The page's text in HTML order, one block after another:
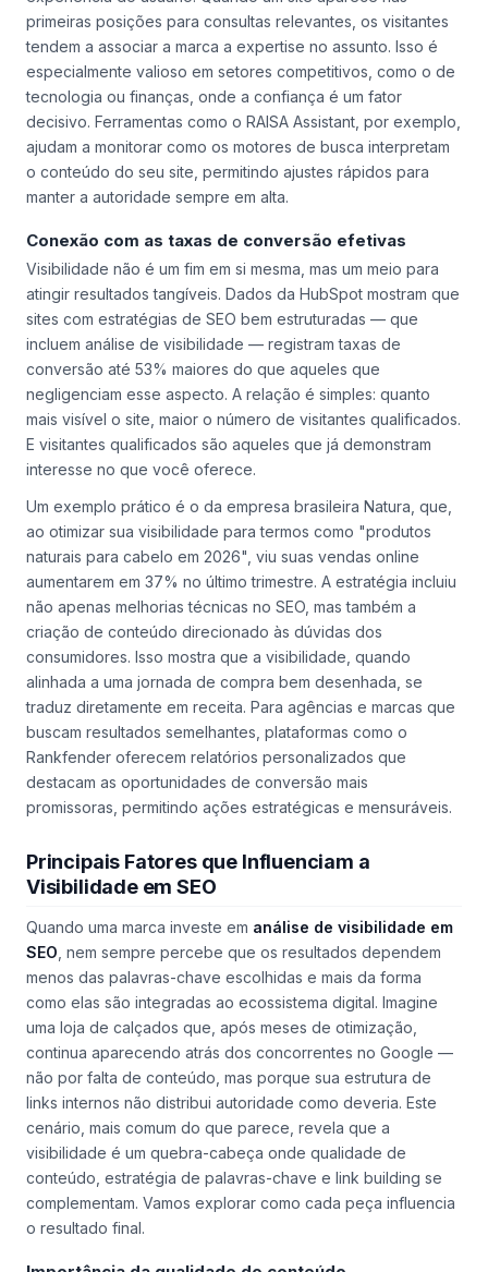
primeiras posições para consultas relevantes, os visitantes
tendem a associar a marca a expertise no assunto. Isso é
especialmente valioso em setores competitivos, como o de
tecnologia ou finanças, onde a confiança é um fator
decisivo. Ferramentas como o RAISA Assistant, por exemplo,
ajudam a monitorar como os motores de busca interpretam
o conteúdo do seu site, permitindo ajustes rápidos para
manter a autoridade sempre em alta.
Conexão com as taxas de conversão efetivas
Visibilidade não é um fim em si mesma, mas um meio para
atingir resultados tangíveis. Dados da HubSpot mostram que
sites com estratégias de SEO bem estruturadas — que
incluem análise de visibilidade — registram taxas de
conversão até 53% maiores do que aqueles que
negligenciam esse aspecto. A relação é simples: quanto
mais visível o site, maior o número de visitantes qualificados.
E visitantes qualificados são aqueles que já demonstram
interesse no que você oferece.
Um exemplo prático é o da empresa brasileira Natura, que,
ao otimizar sua visibilidade para termos como "produtos
naturais para cabelo em 2026", viu suas vendas online
aumentarem em 37% no último trimestre. A estratégia incluiu
não apenas melhorias técnicas no SEO, mas também a
criação de conteúdo direcionado às dúvidas dos
consumidores. Isso mostra que a visibilidade, quando
alinhada a uma jornada de compra bem desenhada, se
traduz diretamente em receita. Para agências e marcas que
buscam resultados semelhantes, plataformas como o
Rankfender oferecem relatórios personalizados que
destacam as oportunidades de conversão mais
promissoras, permitindo ações estratégicas e mensuráveis.
Principais Fatores que Influenciam a
Visibilidade em SEO
Quando uma marca investe em análise de visibilidade em
SEO , nem sempre percebe que os resultados dependem
menos das palavras-chave escolhidas e mais da forma
como elas são integradas ao ecossistema digital. Imagine
uma loja de calçados que, após meses de otimização,
continua aparecendo atrás dos concorrentes no Google —
não por falta de conteúdo, mas porque sua estrutura de
links internos não distribui autoridade como deveria. Este
cenário, mais comum do que parece, revela que a
visibilidade é um quebra-cabeça onde qualidade de
conteúdo, estratégia de palavras-chave e link building se
complementam. Vamos explorar como cada peça influencia
o resultado final.